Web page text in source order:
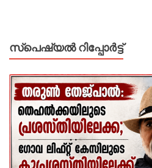
സ്പെഷ്യൽ റിപ്പോര്‍ട്ട്